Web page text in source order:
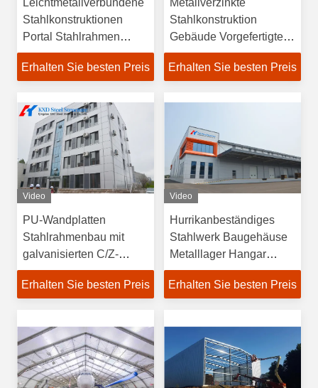
Leichtmetallverbundene
Stahlkonstruktionen
Portal Stahlrahmen
Gebäude Lagerhaus
Erhalten Sie besten Preis
Metallverzinkte
Stahlkonstruktion
Gebäude Vorgefertigte
Wohnhäuser
Stahlrahmenbauten
Erhalten Sie besten Preis
Video
PU-Wandplatten
Stahlrahmenbau mit
galvanisierten C/Z-
Purlins
Erhalten Sie besten Preis
Video
Hurrikanbeständiges
Stahlwerk Baugehäuse
Metalllager Hangar
Bürogebäude
Erhalten Sie besten Preis